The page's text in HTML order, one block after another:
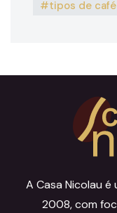
tipos de café
A Casa Nicolau é
2008, com